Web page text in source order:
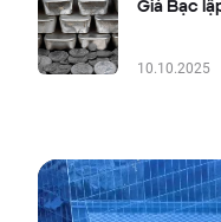
Giá Bạc
10.10.2025